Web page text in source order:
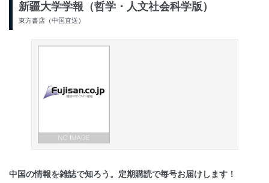
新疆大学学報（哲学・人文社会科学版）
東方書店（中国直送）
中国の情報を雑誌で知ろう。定期購読で毎号お届けします！